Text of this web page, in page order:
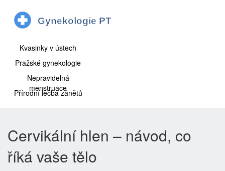
Kvasinky v ústech
Pražské gynekologie
Nepravidelná
menstruace
Přírodní léčba zánětů
Cervikální hlen – návod, co
říká vaše tělo